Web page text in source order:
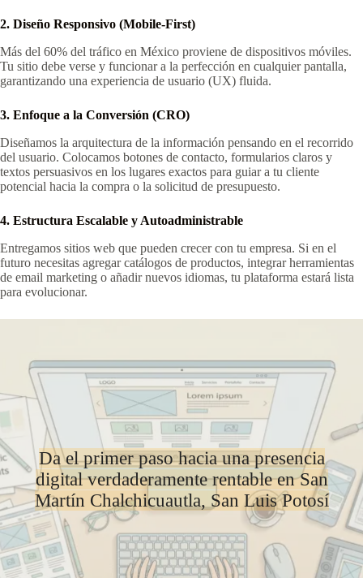
2. Diseño Responsivo (Mobile-First)
Más del 60% del tráfico en México proviene de dispositivos móviles.
Tu sitio debe verse y funcionar a la perfección en cualquier pantalla,
garantizando una experiencia de usuario (UX) fluida.
3. Enfoque a la Conversión (CRO)
Diseñamos la arquitectura de la información pensando en el recorrido
del usuario. Colocamos botones de contacto, formularios claros y
textos persuasivos en los lugares exactos para guiar a tu cliente
potencial hacia la compra o la solicitud de presupuesto.
4. Estructura Escalable y Autoadministrable
Entregamos sitios web que pueden crecer con tu empresa. Si en el
futuro necesitas agregar catálogos de productos, integrar herramientas
de email marketing o añadir nuevos idiomas, tu plataforma estará lista
para evolucionar.
Da el primer paso hacia una presencia
digital verdaderamente rentable en San
Martín Chalchicuautla, San Luis Potosí